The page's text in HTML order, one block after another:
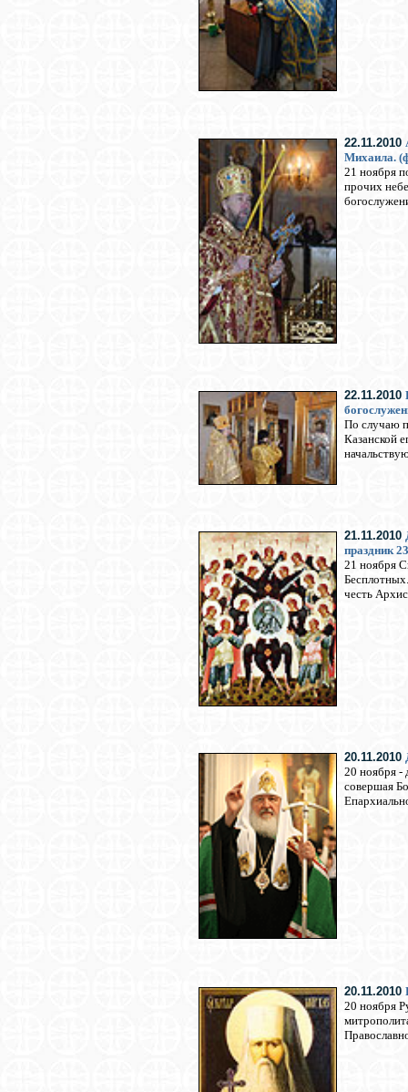
22.11.2010
Михаила.
21 ноября
прочих
22.11.2010
По случаю
Казанской
21.11.2010
праздник
21 ноября
честь
20.11.2010
20 ноября -
совершая
20.11.2010
20 ноября